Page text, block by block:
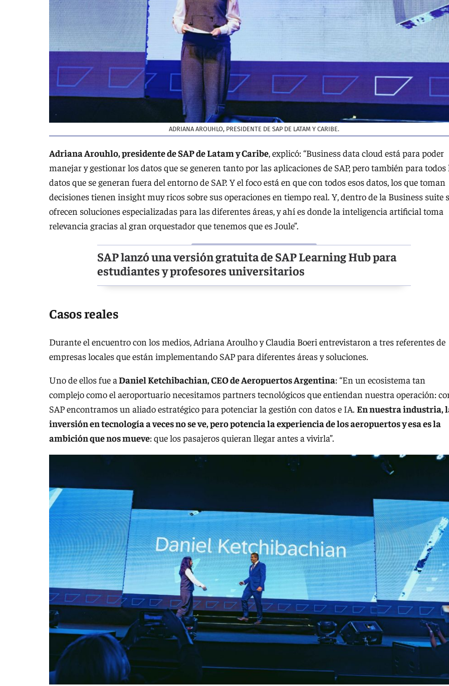
ADRIANA AROUHLO, PRESIDENTE DE SAP DE LATAM Y CARIBE.
Adriana Arouhlo, presidente de SAP de Latam y Caribe, explicó: “Business data cloud está para poder
manejar y gestionar los datos que se generen tanto por las aplicaciones de SAP, pero también para todos
datos que se generan fuera del entorno de SAP. Y el foco está en que con todos esos datos, los que toman
decisiones tienen insight muy ricos sobre sus operaciones en tiempo real. Y, dentro de la Business suite
ofrecen soluciones especializadas para las diferentes áreas, y ahí es donde la inteligencia artificial toma
relevancia gracias al gran orquestador que tenemos que es Joule”.
SAP lanzó una versión gratuita de SAP Learning Hub para
estudiantes y profesores universitarios
Casos reales
Durante el encuentro con los medios, Adriana Aroulho y Claudia Boeri entrevistaron a tres referentes de
empresas locales que están implementando SAP para diferentes áreas y soluciones.
Uno de ellos fue aDaniel Ketchibachian, CEO de Aeropuertos Argentina: “En un ecosistema tan
complejo como el aeroportuario necesitamos partners tecnológicos que entiendan nuestra operación:
SAP encontramos un aliado estratégico para potenciar la gestión con datos e IA. En nuestra industria,
inversión en tecnología a veces no se ve, pero potencia la experiencia de los aeropuertos y esa es la
ambición que nos mueve: que los pasajeros quieran llegar antes a vivirla”.